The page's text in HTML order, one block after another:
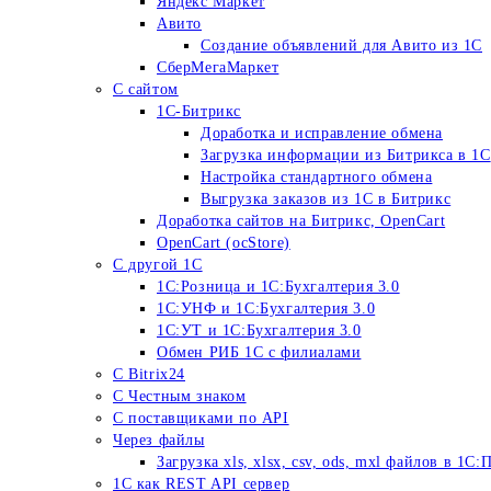
Авито
Создание объявлений для Авито из 1С
СберМегаМаркет
С сайтом
1С-Битрикс
Доработка и исправление обмена
Загрузка информации из Битрикса в 1С
Настройка стандартного обмена
Выгрузка заказов из 1С в Битрикс
Доработка сайтов на Битрикс, OpenСart
OpenCart (ocStore)
С другой 1С
1С:Розница и 1С:Бухгалтерия 3.0
1С:УНФ и 1С:Бухгалтерия 3.0
1С:УТ и 1С:Бухгалтерия 3.0
Обмен РИБ 1С с филиалами
С Bitrix24
С Честным знаком
С поставщиками по API
Через файлы
Загрузка xls, xlsx, csv, ods, mxl файлов в
1C как REST API сервер